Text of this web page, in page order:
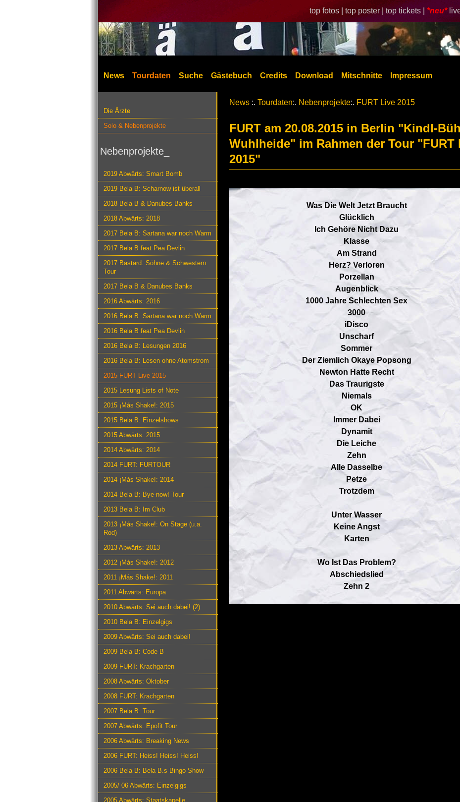
top fotos | top poster | top tickets | *neu*
News Tourdaten Suche Gästebuch Credits Download Mitschnitte Impressum
Die Ärzte
Solo & Nebenprojekte
Nebenprojekte_
2019 Abwärts: Smart Bomb
2019 Bela B: Scharnow ist überall
2018 Bela B & Danubes Banks
2018 Abwärts: 2018
2017 Bela B: Sartana war noch Warm
2017 Bela B feat Pea Devlin
2017 Bastard: Söhne & Schwestern
Tour
2017 Bela B & Danubes Banks
2016 Abwärts: 2016
2016 Bela B. Sartana war noch Warm
2016 Bela B feat Pea Devlin
2016 Bela B: Lesungen 2016
2016 Bela B: Lesen ohne Atomstrom
2015 FURT Live 2015
2015 Lesung Lists of Note
2015 ¡Más Shake!: 2015
2015 Bela B: Einzelshows
2015 Abwärts: 2015
2014 Abwärts: 2014
2014 FURT: FURTOUR
2014 ¡Más Shake!: 2014
2014 Bela B: Bye-now! Tour
2013 Bela B: Im Club
2013 ¡Más Shake!: On Stage (u.a.
Rod)
2013 Abwärts: 2013
2012 ¡Más Shake!: 2012
2011 ¡Más Shake!: 2011
2011 Abwärts: Europa
2010 Abwärts: Sei auch dabei! (2)
2010 Bela B: Einzelgigs
2009 Abwärts: Sei auch dabei!
2009 Bela B: Code B
2009 FURT: Krachgarten
2008 Abwärts: Oktober
2008 FURT: Krachgarten
2007 Bela B: Tour
2007 Abwärts: Epofit Tour
2006 Abwärts: Breaking News
2006 FURT: Heiss! Heiss! Heiss!
2006 Bela B: Bela B.s Bingo-Show
2005/ 06 Abwärts: Einzelgigs
2005 Abwärts: Staatskapelle
News :. Tourdaten:. Nebenprojekte:. FURT Live 2015
FURT am 20.08.2015 in Berlin "Kindl-
Wuhlheide" im Rahmen der Tour "FURT
2015"
Was Die Welt Jetzt Braucht
Glücklich
Ich Gehöre Nicht Dazu
Klasse
Am Strand
Herz? Verloren
Porzellan
Augenblick
1000 Jahre Schlechten Sex
3000
iDisco
Unscharf
Sommer
Der Ziemlich Okaye Popsong
Newton Hatte Recht
Das Traurigste
Niemals
OK
Immer Dabei
Dynamit
Die Leiche
Zehn
Alle Dasselbe
Petze
Trotzdem
Unter Wasser
Keine Angst
Karten
Wo Ist Das Problem?
Abschiedslied
Zehn 2